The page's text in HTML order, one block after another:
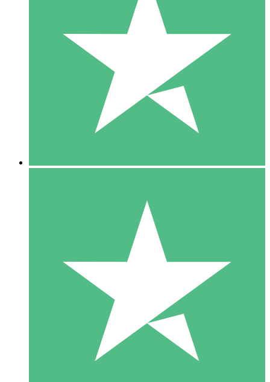
Individuele Creditpakketten
Betaal per gebruik met downloadtegoeden. Geen maandelijkse
1000
10 Downloaden
20 00